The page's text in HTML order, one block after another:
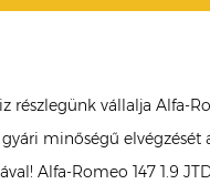
részlegünk vállalja Alfa-
minőségű elvégzését
Alfa-Romeo 147 1.9